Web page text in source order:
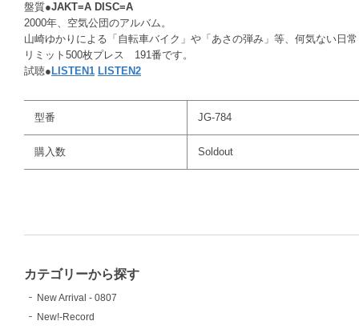
盤質●JAKT=A DISC=A
2000年、空気公団のアルバム。
山崎ゆかりによる「自転車バイク」や「あさの弾み」等、何気ない日
リミット500枚プレス 191番です。
試聴● LISTEN1 LISTEN2
型番 JG-784
購入数 Soldout
カテゴリーから探す
New Arrival - 0807
New!-Record